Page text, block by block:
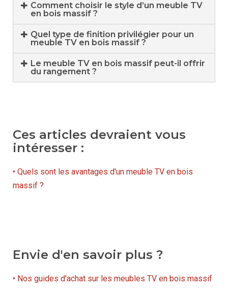
Comment choisir le style d’un meuble TV
en bois massif ?
Quel type de finition privilégier pour un
meuble TV en bois massif ?
Le meuble TV en bois massif peut-il offrir
du rangement ?
Ces articles devraient vous
intéresser :
• Quels sont les avantages d'un meuble TV en bois
massif ?
Envie d'en savoir plus ?
• Nos guides d'achat sur les meubles TV en bois massif